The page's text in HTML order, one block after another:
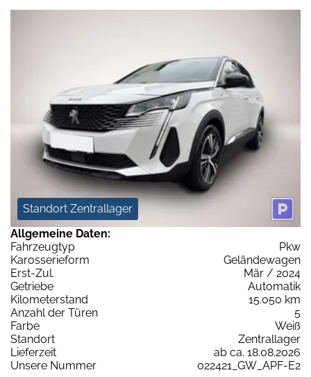
Standort Zentrallager
Allgemeine Daten:
Fahrzeugtyp
Pkw
Karosserieform
Geländewagen
Erst-Zul.
Mär / 2024
Getriebe
Automatik
Kilometerstand
15.050 km
Anzahl der Türen
5
Farbe
Weiß
Standort
Zentrallager
Lieferzeit
ab ca. 18.08.2026
Unsere Nummer
022421_GW_APF-E2